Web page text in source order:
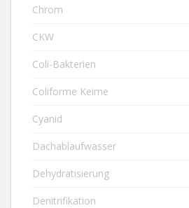
Chrom
CKW
Coli-Bakterien
Coliforme Keime
Cyanid
Dachablaufwasser
Dehydratisierung
Denitrifikation